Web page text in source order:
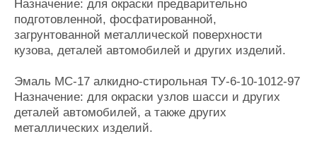
Назначение: для окраски предварительно
подготовленной, фосфатированной,
загрунтованной металлической поверхности
кузова, деталей автомобилей и других изделий.
Эмаль МС-17 алкидно-стирольная ТУ-6-10-1012-97
Назначение: для окраски узлов шасси и других
деталей автомобилей, а также других
металлических изделий.